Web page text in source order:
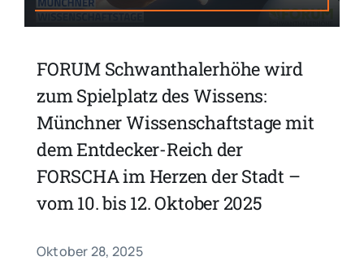
FORUM Schwanthalerhöhe wird
zum Spielplatz des Wissens:
Münchner Wissenschaftstage mit
dem Entdecker-Reich der
FORSCHA im Herzen der Stadt –
vom 10. bis 12. Oktober 2025
Oktober 28, 2025